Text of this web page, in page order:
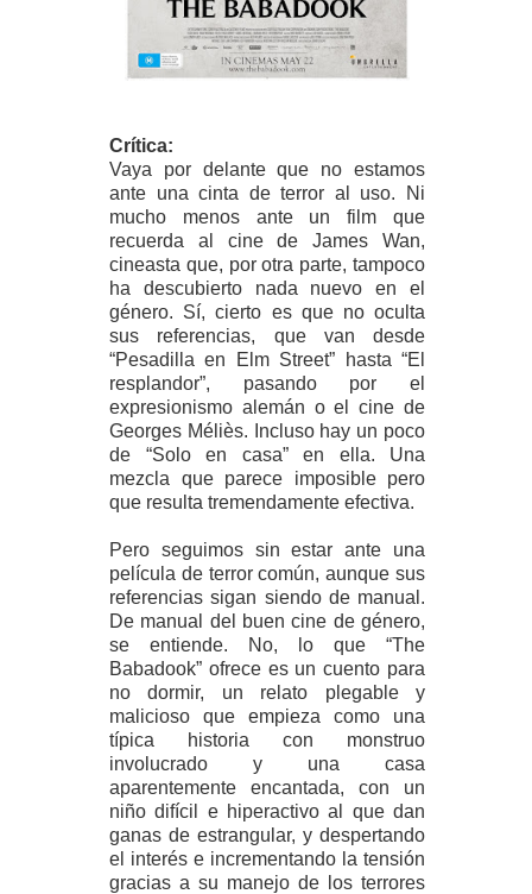
Crítica:
Vaya por delante que no estamos
ante una cinta de terror al uso. Ni
mucho menos ante un film que
recuerda al cine de James Wan,
cineasta que, por otra parte, tampoco
ha descubierto nada nuevo en el
género. Sí, cierto es que no oculta
sus referencias, que van desde
“Pesadilla en Elm Street” hasta “El
resplandor”, pasando por el
expresionismo alemán o el cine de
Georges Méliès. Incluso hay un poco
de “Solo en casa” en ella. Una
mezcla que parece imposible pero
que resulta tremendamente efectiva.
Pero seguimos sin estar ante una
película de terror común, aunque sus
referencias sigan siendo de manual.
De manual del buen cine de género,
se entiende. No, lo que “The
Babadook” ofrece es un cuento para
no dormir, un relato plegable y
malicioso que empieza como una
típica historia con monstruo
involucrado y una casa
aparentemente encantada, con un
niño difícil e hiperactivo al que dan
ganas de estrangular, y despertando
el interés e incrementando la tensión
gracias a su manejo de los terrores